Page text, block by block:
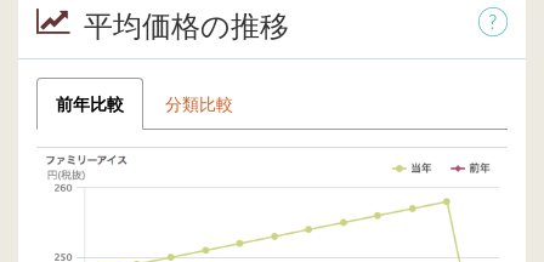
平均価格の推移
前年比較 分類比較